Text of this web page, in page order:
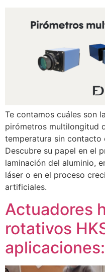
Te contamos cuáles son
pirómetros multilongitud
temperatura sin contacto
Descubre su papel en el
laminación del aluminio,
láser o en el proceso
artificiales.
Actuadores
rotativos